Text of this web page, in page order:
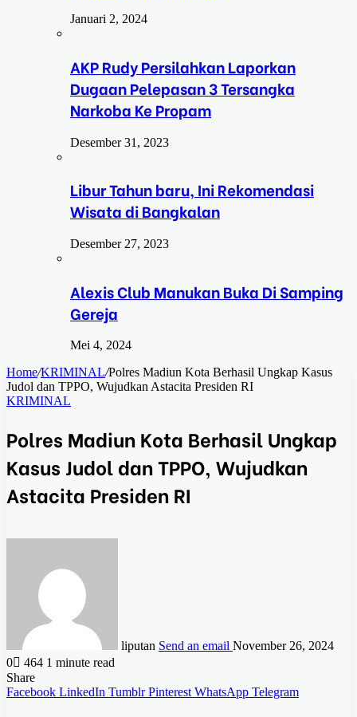
Januari 2, 2024
AKP Rudy Persilahkan Laporkan
Dugaan Pelepasan 3 Tersangka
Narkoba Ke Propam
Desember 31, 2023
Libur Tahun baru, Ini Rekomendasi
Wisata di Bangkalan
Desember 27, 2023
Alexis Club Manukan Buka Di Samping
Gereja
Mei 4, 2024
Home/KRIMINAL/Polres Madiun Kota Berhasil Ungkap Kasus
Judol dan TPPO, Wujudkan Astacita Presiden RI
KRIMINAL
Polres Madiun Kota Berhasil Ungkap
Kasus Judol dan TPPO, Wujudkan
Astacita Presiden RI
liputan Send an email November 26, 2024
0
464 1 minute read
Share
Facebook LinkedIn Tumblr Pinterest WhatsApp Telegram